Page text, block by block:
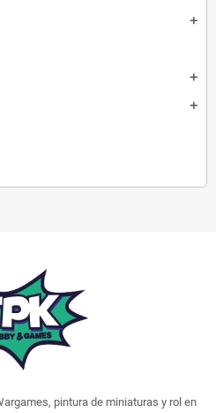
add
add
add
pintura de miniaturas y rol en